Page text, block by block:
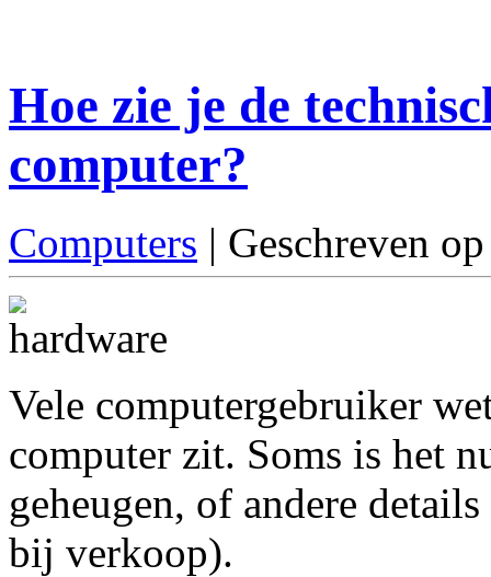
Hoe zie je de
computer?
Computers | Geschreven
Vele computergebruiker
computer zit. Soms is het
geheugen, of andere
bij verkoop).